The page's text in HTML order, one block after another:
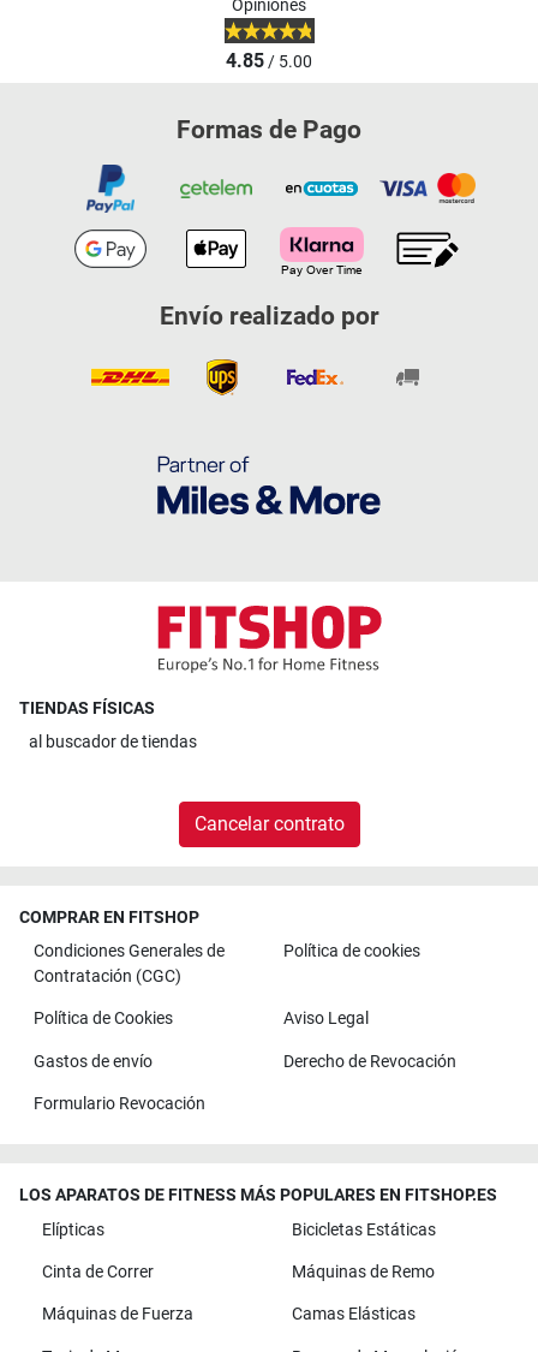
Opiniones
4.85/ 5.00
Formas de Pago
Envío realizado por
TIENDAS FÍSICAS
al buscador de tiendas
Cancelar contrato
COMPRAR EN FITSHOP
Condiciones Generales de
Contratación (CGC)
Política de cookies
Política de Cookies Aviso Legal
Gastos de envío Derecho de Revocación
Formulario Revocación
LOS APARATOS DE FITNESS MÁS POPULARES EN FITSHOP.ES
Elípticas
Bicicletas Estáticas
Cinta de Correr Máquinas de Remo
Máquinas de Fuerza Camas Elásticas